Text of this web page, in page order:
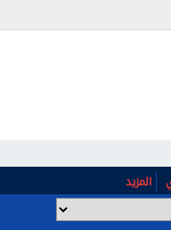
الضواحي وتحيا مصر
المزيد